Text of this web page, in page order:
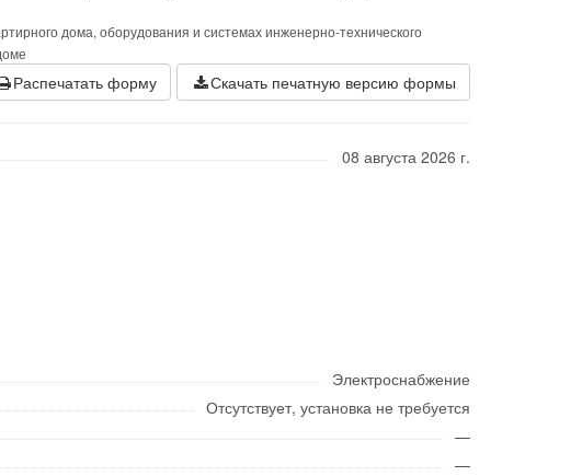
дома, оборудования и системах инженерно-технического
Распечатать форму Скачать печатную версию формы
08 августа 2026 г.
Электроснабжение
Отсутствует, установка не требуется
—
—